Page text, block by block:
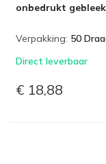
onbedrukt
Verpakking: 50
Direct leverbaar
€ 18,88